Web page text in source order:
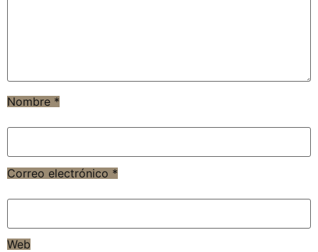
Nombre *
Correo electrónico *
Web